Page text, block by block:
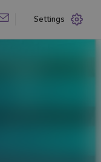
Settings